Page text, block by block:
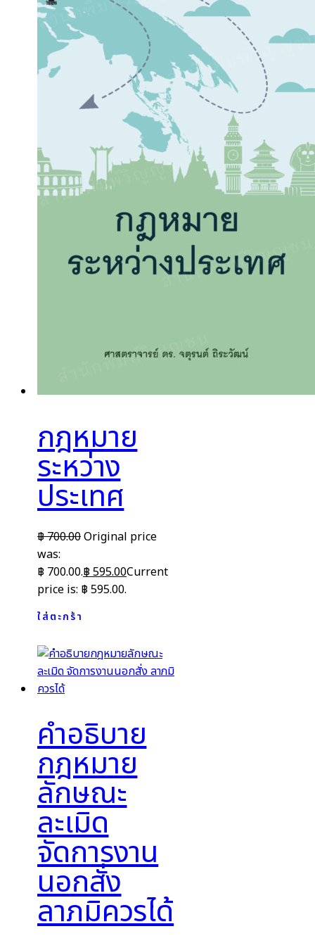
กฎหมาย
ระหว่าง
ประเทศ
฿700.00Original price
was:
฿ 700.00.฿595.00Current
price is: ฿ 595.00.
ใส่ตะกร้า
คำอธิบาย
กฎหมาย
ลักษณะ
ละเมิด
จัดการงาน
นอกสั่ง
ลาภมิควรได้